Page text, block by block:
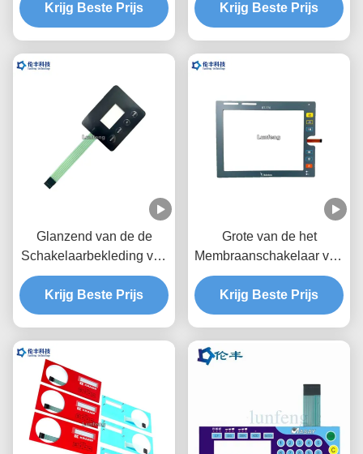
Schakelaartoetsenbord
van het
Dienst Één Knoop
Krijg Beste Prijs
Toetsenbord Transparant
Zwart Venster
Krijg Beste Prijs
Glanzend van de de
Schakelaarbekleding van
het Oppervlakte Tastbaar
Membraan Transparant
LCD Venster
Krijg Beste Prijs
Grote van de het
Membraanschakelaar van
de Vensterfpc Kabel
LEIDENE van de de
Bekledingsdouane LGF
Krijg Beste Prijs